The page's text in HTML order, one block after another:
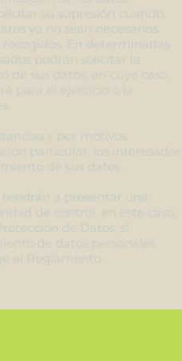
su supresión cuando,
ya no sean necesarios
En determinadas
podrán solicitar la
de sus datos, en cuyo caso
para el ejercicio o la
y por motivos
particular, los interesados
de sus datos.
a presentar una
de control, en este caso,
de Datos, si
de datos personales
el Reglamento.